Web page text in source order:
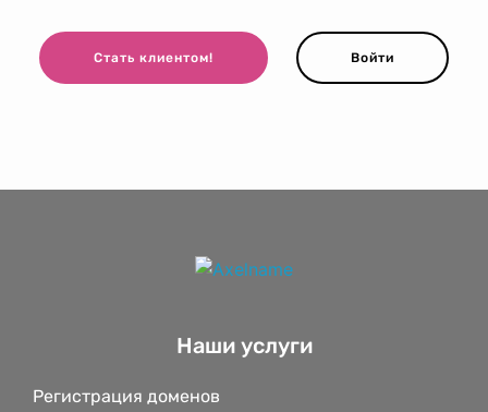
Стать клиентом! Войти
Наши услуги
Регистрация доменов